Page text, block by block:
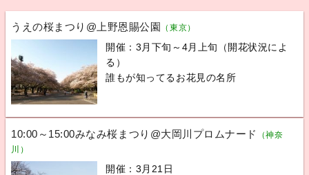
うえの桜まつり@上野恩賜公園 （東京）
開催：3月下旬～4月上旬（開花状況によ
る）
誰もが知ってるお花見の名所
10:00～15:00みなみ桜まつり@大岡川プロムナード
（神奈
川）
開催：3月21日